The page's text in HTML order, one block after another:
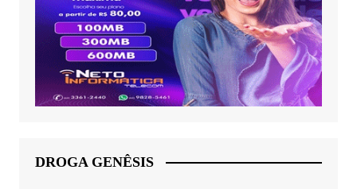
DROGA GENÊSIS